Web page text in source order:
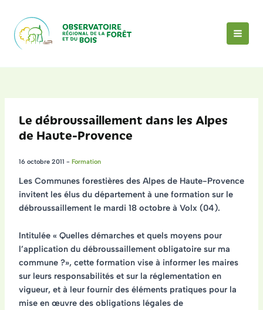
contenu
Le débroussaillement dans les Alpes
de Haute-Provence
16 octobre 2011 - Formation
Les Communes forestières des Alpes de Haute-Provence
invitent les élus du département à une formation sur le
débroussaillementle mardi 18 octobre à Volx (04).
Intitulée « Quelles démarches et quels moyens pour
l’application du débroussaillement obligatoire sur ma
commune ?», cette formation vise à informer les maires
sur leurs responsabilités et sur la réglementation en
vigueur, et à leur fournir des éléments pratiques pour la
mise en œuvre des obligations légales de